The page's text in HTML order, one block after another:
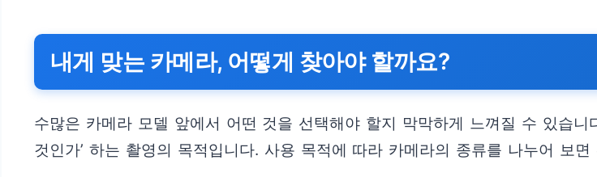
내게 맞는 카메라, 어떻게 찾아야 할까요?
수많은 카메라 모델 앞에서 어떤 것을 선택해야 할지 막막하게 느껴질 수 있습
것인가’ 하는 촬영의 목적입니다. 사용 목적에 따라 카메라의 종류를 나누어 보